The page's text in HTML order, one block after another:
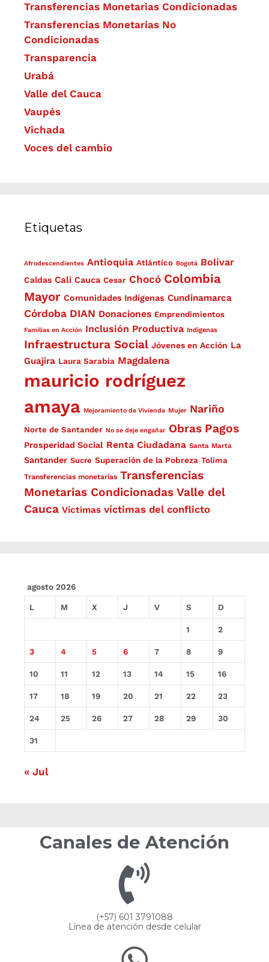
Transferencias Monetarias Condicionadas
Transferencias Monetarias No
Condicionadas
Transparencia
Urabá
Valle del Cauca
Vaupés
Vichada
Voces del cambio
Etiquetas
Afrodescendientes Antioquia Atlántico Bogotá Bolívar
Caldas Cali Cauca Cesar Chocó Colombia
Mayor Comunidades Indígenas Cundinamarca
Córdoba DIAN Donaciones Emprendimientos
Familias en Acción Inclusión Productiva Indígenas
Infraestructura Social Jóvenes en Acción La
Guajira Laura Sarabia Magdalena
mauricio rodríguez
amaya Mejoramiento de Vivienda Mujer Nariño
Norte de Santander No se deje engañar Obras Pagos
Prosperidad Social Renta Ciudadana Santa Marta
Santander Sucre Superación de la Pobreza Tolima
Transferencias monetarias Transferencias
Monetarias Condicionadas Valle del
Cauca Víctimas víctimas del conflicto
agosto 2026
L M X J V S D
1 2
3 4 5 6 7 8 9
10 11 12 13 14 15 16
17 18 19 20 21 22 23
24 25 26 27 28 29 30
31
« Jul
Canales de Atención
(+57) 601 3791088
Línea de atención desde celular